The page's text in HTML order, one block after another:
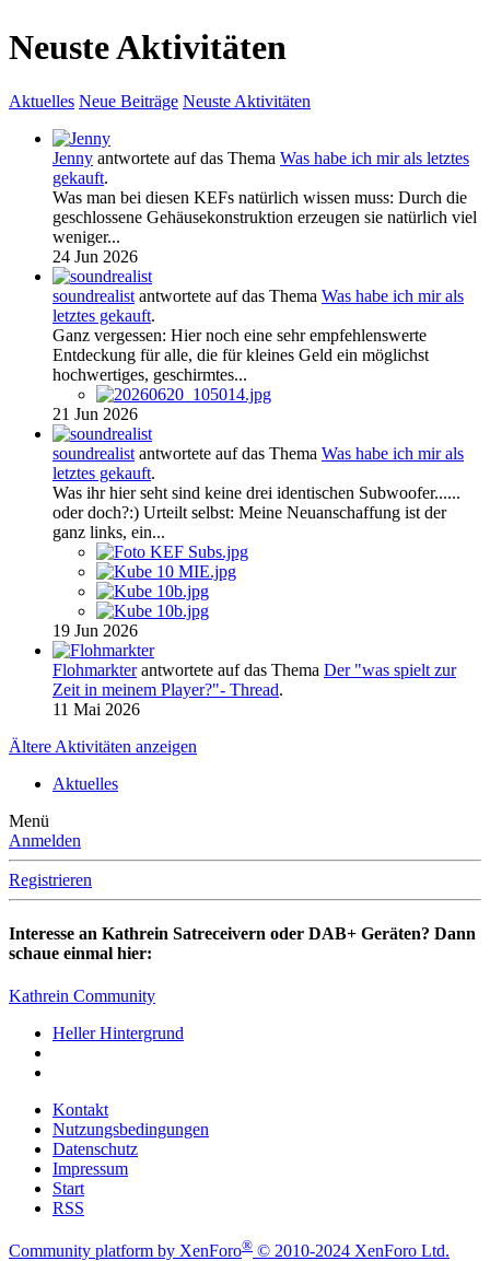
Neuste Aktivitäten
Aktuelles Neue Beiträge Neuste Aktivitäten
Jenny antwortete auf das Thema Was habe ich mir als letztes
gekauft.
Was man bei diesen KEFs natürlich wissen muss: Durch die
geschlossene Gehäusekonstruktion erzeugen sie natürlich viel
weniger...
24 Jun 2026
soundrealist antwortete auf das Thema Was habe ich mir als
letztes gekauft.
Ganz vergessen: Hier noch eine sehr empfehlenswerte
Entdeckung für alle, die für kleines Geld ein möglichst
hochwertiges, geschirmtes...
21 Jun 2026
soundrealist antwortete auf das Thema Was habe ich mir als
letztes gekauft.
Was ihr hier seht sind keine drei identischen Subwoofer......
oder doch?:) Urteilt selbst: Meine Neuanschaffung ist der
ganz links, ein...
19 Jun 2026
Flohmarkterantwortete auf das Thema Der "was spielt zur
Zeit in meinem Player?"- Thread.
11 Mai 2026
Ältere Aktivitäten anzeigen
Aktuelles
Menü
Anmelden
Registrieren
Interesse an Kathrein Satreceivern oder DAB+ Geräten? Dann
schaue einmal hier:
Kathrein Community
Heller Hintergrund
Kontakt
Nutzungsbedingungen
Datenschutz
Impressum
Start
RSS
Community platform by XenForo® © 2010-2024 XenForo Ltd.